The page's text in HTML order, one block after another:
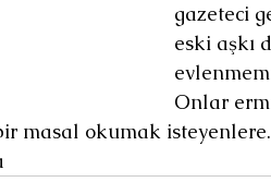
gazeteci
eski aşkı
Onlar
masal okumak isteyenlere.